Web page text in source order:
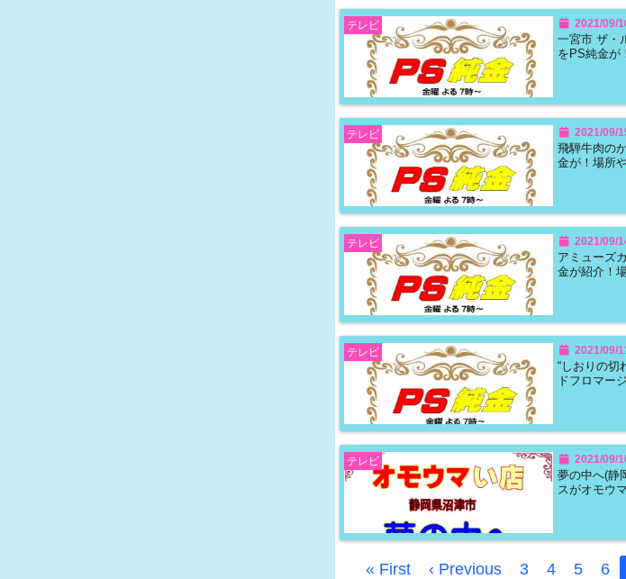
テレビ
2021/09/
一宮市 ザ・
をPS純金が
テレビ
2021/09/
飛騨牛肉の
金が！場所
テレビ
2021/09/
アミューズ
金が紹介！
テレビ
2021/09/
“しおりの切
ドフロマー
テレビ
2021/09/
夢の中へ(静
スがオモウ
« First ‹ Previous 3 4 5 6